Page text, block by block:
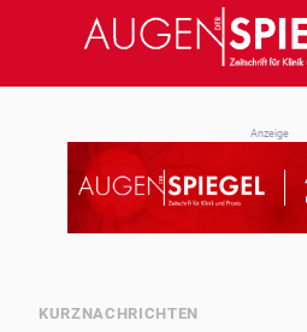
springen
Anzeige
KURZNACHRICHTEN